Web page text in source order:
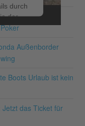
durch
der
zu, um
– den
Außenborder
Boots Urlaub ist kein
das Ticket für